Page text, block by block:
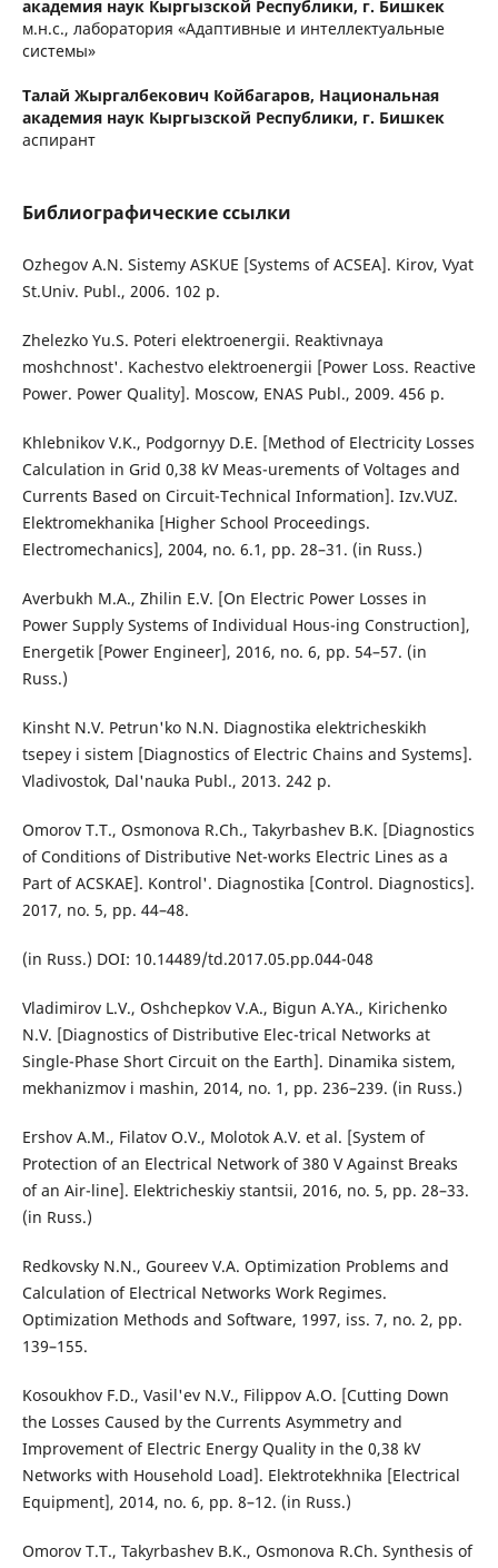
академия наук Кыргызской Республики, г. Бишкек
м.н.с., лаборатория «Адаптивные и интеллектуальные
системы»
Талай Жыргалбекович Койбагаров, Национальная
академия наук Кыргызской Республики, г. Бишкек
аспирант
Библиографические ссылки
Ozhegov A.N. Sistemy ASKUE [Systems of ACSEA]. Kirov, Vyat
St.Univ. Publ., 2006. 102 p.
Zhelezko Yu.S. Poteri elektroenergii. Reaktivnaya
moshchnost'. Kachestvo elektroenergii [Power Loss. Reactive
Power. Power Quality]. Moscow, ENAS Publ., 2009. 456 p.
Khlebnikov V.K., Podgornyy D.E. [Method of Electricity Losses
Calculation in Grid 0,38 kV Meas-urements of Voltages and
Currents Based on Circuit-Technical Information]. Izv.VUZ.
Elektromekhanika [Higher School Proceedings.
Electromechanics], 2004, no. 6.1, pp. 28–31. (in Russ.)
Averbukh M.A., Zhilin E.V. [On Electric Power Losses in
Power Supply Systems of Individual Hous-ing Construction],
Energetik [Power Engineer], 2016, no. 6, pp. 54–57. (in
Russ.)
Kinsht N.V. Petrun'ko N.N. Diagnostika elektricheskikh
tsepey i sistem [Diagnostics of Electric Chains and Systems].
Vladivostok, Dal'nauka Publ., 2013. 242 p.
Omorov T.T., Osmonova R.Ch., Takyrbashev B.K. [Diagnostics
of Conditions of Distributive Net-works Electric Lines as a
Part of AСSKAE]. Kontrol'. Diagnostika [Control. Diagnostics].
2017, no. 5, pp. 44–48.
(in Russ.) DOI: 10.14489/td.2017.05.pp.044-048
Vladimirov L.V., Oshchepkov V.A., Bigun A.YA., Kirichenko
N.V. [Diagnostics of Distributive Elec-trical Networks at
Single-Phase Short Circuit on the Earth]. Dinamika sistem,
mekhanizmov i mashin, 2014, no. 1, pp. 236–239. (in Russ.)
Ershov A.M., Filatov O.V., Molotok A.V. et al. [System of
Protection of an Electrical Network of 380 V Against Breaks
of an Air-line]. Elektricheskiy stantsii, 2016, no. 5, pp. 28–33.
(in Russ.)
Redkovsky N.N., Goureev V.A. Optimization Problems and
Calculation of Electrical Networks Work Regimes.
Optimization Methods and Software, 1997, iss. 7, no. 2, pp.
139–155.
Kosoukhov F.D., Vasil'ev N.V., Filippov A.O. [Cutting Down
the Losses Caused by the Currents Asymmetry and
Improvement of Electric Energy Quality in the 0,38 kV
Networks with Household Load]. Elektrotekhnika [Electrical
Equipment], 2014, no. 6, pp. 8–12. (in Russ.)
Omorov T.T., Takyrbashev B.K., Osmonova R.Ch. Synthesis of